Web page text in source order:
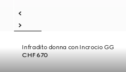
Infradito donna con Incrocio GG
CHF 670